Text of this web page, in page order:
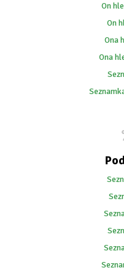
On
On
Ona
Ona